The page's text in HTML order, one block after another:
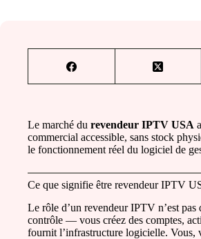
Le marché du revendeur IPTV USA
commercial accessible, sans stock
le fonctionnement réel du logiciel de
Ce que signifie être revendeur IPTV
Le rôle d’un revendeur IPTV n’est
contrôle — vous créez des comptes,
fournit l’infrastructure logicielle. Vous,